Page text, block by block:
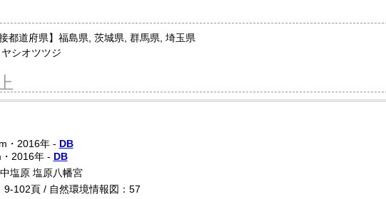
都道府県】福島県, 茨城県, 群馬県, 埼玉県
シオツツジ
・2016年 - DB
2016年 - DB
塩原 塩原八幡宮
102頁 / 自然環境情報図：57